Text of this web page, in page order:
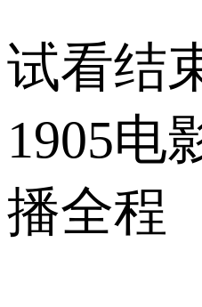
试看结
1905电
播全程